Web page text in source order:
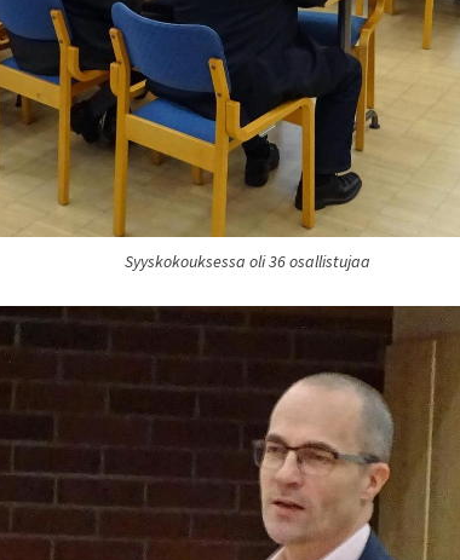
Syyskokouksessa oli 36 osallistujaa